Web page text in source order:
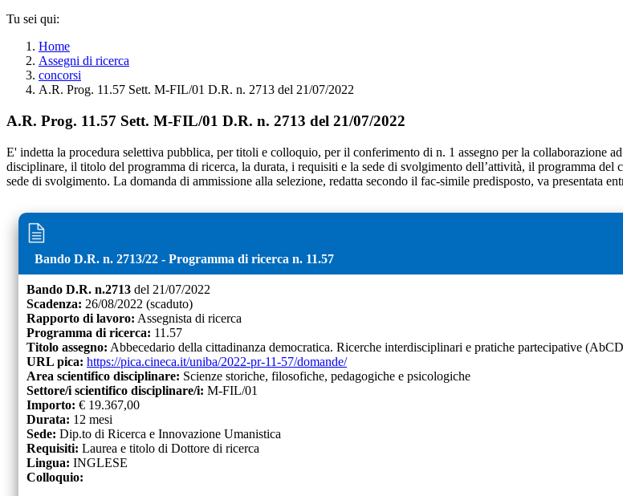
Tu sei qui:
Home
Assegni di ricerca
concorsi
A.R. Prog. 11.57 Sett. M-FIL/01 D.R. n. 2713 del 21/07/2022
A.R. Prog. 11.57 Sett. M-FIL/01 D.R. n. 2713 del 21/07/2022
E' indetta la procedura selettiva pubblica, per titoli e colloquio, per il conferimento di n. 1 assegno per la collaborazione
disciplinare, il titolo del programma di ricerca, la durata, i requisiti e la sede di svolgimento dell’attività, il programma
sede di svolgimento. La domanda di ammissione alla selezione, redatta secondo il fac-simile predisposto, va presentata
Bando D.R. n. 2713/22 - Programma di ricerca n. 11.57
Bando D.R. n.2713 del 21/07/2022
Scadenza: 26/08/2022 (scaduto)
Rapporto di lavoro: Assegnista di ricerca
Programma di ricerca: 11.57
Titolo assegno: Abbecedario della cittadinanza democratica. Ricerche interdisciplinari e pratiche partecipative
URL pica: https://pica.cineca.it/uniba/2022-pr-11-57/domande/
Area scientifico disciplinare: Scienze storiche, filosofiche, pedagogiche e psicologiche
Settore/i scientifico disciplinare/i: M-FIL/01
Importo: € 19.367,00
Durata: 12 mesi
Sede: Dip.to di Ricerca e Innovazione Umanistica
Requisiti: Laurea e titolo di Dottore di ricerca
Lingua: INGLESE
Colloquio: